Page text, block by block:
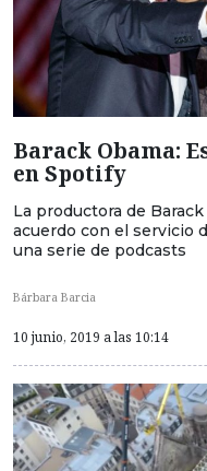
Barack Obama:
en Spotify
La productora de
acuerdo con el servicio
una serie de podcasts
Bárbara Barcia
10 junio, 2019 a las 10:14